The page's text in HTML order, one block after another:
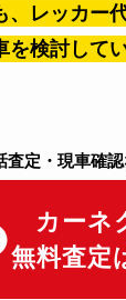
、レッカー
を検討して
査定・現車確
カーネ
無料査定